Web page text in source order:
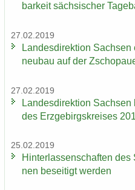
bar­keit säch­si­scher
27.02.2019
Lan­des­di­rek­ti­on
neu­bau auf der
27.02.2019
Lan­des­di­rek­ti­on
des Erz­ge­birgs­krei­ses
25.02.2019
Hin­ter­las­sen­schaf­ten
nen be­sei­tigt wer­den